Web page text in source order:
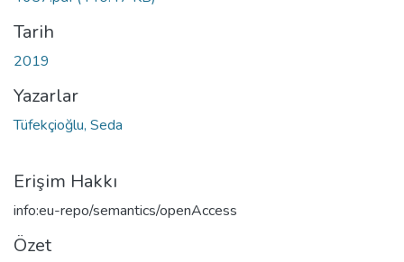
Tarih
2019
Yazarlar
Tüfekçioğlu, Seda
Erişim Hakkı
info:eu-repo/semantics/openAccess
Özet